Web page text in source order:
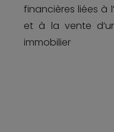
financières liées à
et à la vente
immobilier